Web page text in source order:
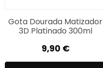
Gota Dourada Matizador
3D Platinado 300ml
9,90 €